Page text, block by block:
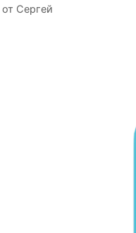
от Сергей